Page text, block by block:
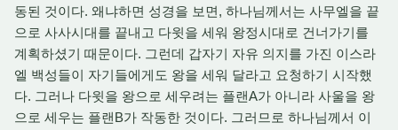
동된 것이다. 왜냐하면 성경을 보면, 하나님께서는 사무엘을 끝
으로 사사시대를 끝내고 다윗을 세워 왕정시대로 건너가기를
계획하셨기 때문이다. 그런데 갑자기 자유 의지를 가진 이스라
엘 백성들이 자기들에게도 왕을 세워 달라고 요청하기 시작했
다. 그러나 다윗을 왕으로 세우려는 플랜A가 아니라 사울을 왕
으로 세우는 플랜B가 작동한 것이다. 그러므로 하나님께서 이